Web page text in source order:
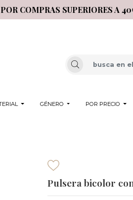
COMPRAS SUPERIORES A
GÉNERO POR PRECIO
Pulsera bicolor